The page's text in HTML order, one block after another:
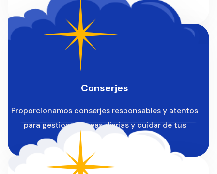
Conserjes
Proporcionamos conserjes responsables y atentos
para gestionar tareas diarias y cuidar de tus
instalaciones.